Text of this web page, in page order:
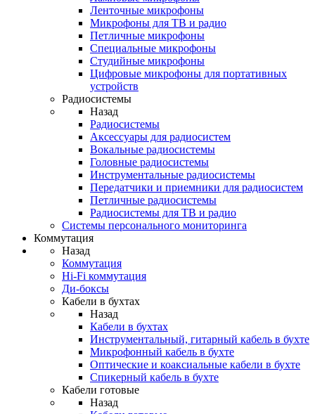
Ленточные микрофоны
Микрофоны для ТВ и радио
Петличные микрофоны
Специальные микрофоны
Студийные микрофоны
Цифровые микрофоны для портативных
устройств
Радиосистемы
Назад
Радиосистемы
Аксессуары для радиосистем
Вокальные радиосистемы
Головные радиосистемы
Инструментальные радиосистемы
Передатчики и приемники для радиосистем
Петличные радиосистемы
Радиосистемы для ТВ и радио
Системы персонального мониторинга
Коммутация
Назад
Коммутация
Hi-Fi коммутация
Ди-боксы
Кабели в бухтах
Назад
Кабели в бухтах
Инструментальный, гитарный кабель в бухте
Микрофонный кабель в бухте
Оптические и коаксиальные кабели в бухте
Спикерный кабель в бухте
Кабели готовые
Назад